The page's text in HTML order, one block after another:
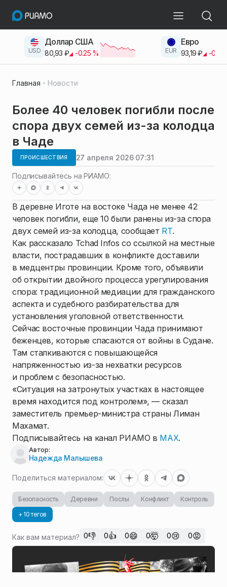
USD
Доллар США
80,93 ₽ -0.25% EUR
Евро
93,19 ₽ -0.42
Главная Новости
Более 40 человек погибли после
спора двух семей из-за колодца
в Чаде
ПРОИСШЕСТВИЯ 27 апреля 2026 07:31
Подписывайтесь на РИАМО:
В деревне Иготе на востоке Чада не менее 42
человек погибли, еще 10 были ранены из-за спора
двух семей из-за колодца, сообщает RT.
Как рассказало Tchad Infos со ссылкой на местные
власти, пострадавших в конфликте доставили
в медцентры провинции. Кроме того, объявили
об открытии двойного процесса урегулирования
спора: традиционной медиации для гражданского
аспекта и судебного разбирательства для
установления уголовной ответственности.
Сейчас восточные провинции Чада принимают
беженцев, которые спасаются от войны в Судане.
Там сталкиваются с повышающейся
напряженностью из-за нехватки ресурсов
и проблем с безопасностью.
«Ситуация на затронутых участках в настоящее
время находится под контролем», — сказал
заместитель премьер-министра страны Лиман
Махамат.
Подписывайтесь на канал РИАМО в MAX.
Автор:
Надежда Малышева
Поделиться материалом:
Безопасность Деревни Послы Конфликт
Контроль
+ 10 тегов
Как вам материал? 0👎 0👍 0😄 0🤯 0😢 0😡